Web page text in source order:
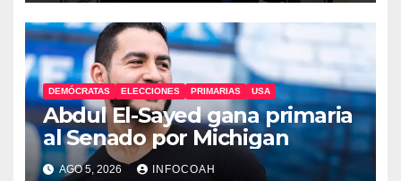
DEMÓCRATAS ELECCIONES PRIMARIAS USA
Abdul El-Sayed gana primaria
al Senado por Michigan
AGO 5, 2026 INFOCOAH